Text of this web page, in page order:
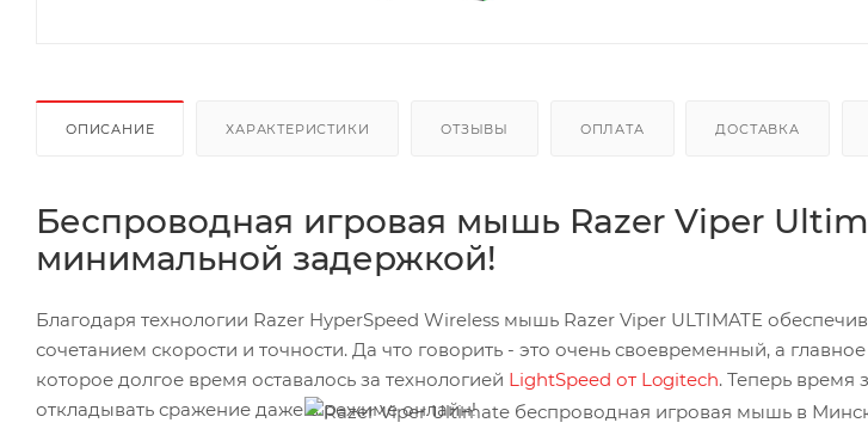
ОПИСАНИЕ ХАРАКТЕРИСТИКИ ОТЗЫВЫ ОПЛАТА ДОСТАВКА
Беспроводная игровая мышь Razer Viper
минимальной задержкой!
Благодаря технологии Razer HyperSpeed Wireless мышь Razer Viper ULTIMATE
сочетанием скорости и точности. Да что говорить - это очень своевременный, а
которое долгое время оставалось за технологией LightSpeed от Logitech. Теперь время
откладывать сражение даже в режиме онлайн!